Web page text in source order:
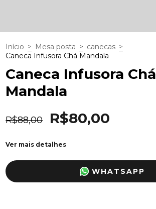
Início > Mesa posta > canecas >
Caneca Infusora Chá Mandala
Caneca Infusora Chá
Mandala
R$88,00 R$80,00
Ver mais detalhes
WHATSAPP